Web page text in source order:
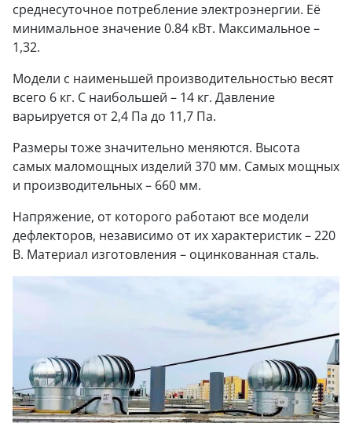
среднесуточное потребление электроэнергии. Её
минимальное значение 0.84 кВт. Максимальное –
1,32.
Модели с наименьшей производительностью весят
всего 6 кг. С наибольшей – 14 кг. Давление
варьируется от 2,4 Па до 11,7 Па.
Размеры тоже значительно меняются. Высота
самых маломощных изделий 370 мм. Самых мощных
и производительных – 660 мм.
Напряжение, от которого работают все модели
дефлекторов, независимо от их характеристик – 220
В. Материал изготовления – оцинкованная сталь.